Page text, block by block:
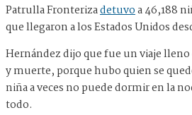
Patrulla Fronterizadetuvoa 46,188
que llegaron a los Estados Unidos
Hernández dijo que fue un viaje
y muerte, porque hubo quien se
niña a veces no puede dormir en la
todo.